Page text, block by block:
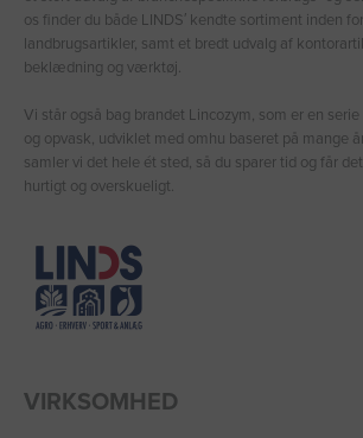
os finder du både LINDS′ kendte sortiment inden
landbrugsartikler, samt et bredt udvalg af
beklædning og værktøj.
Vi står også bag brandet Lincozym, som er en
og opvask, udviklet med omhu baseret på mange
samler vi det hele ét sted, så du sparer tid og får
hurtigt og overskueligt.
VIRKSOMHED